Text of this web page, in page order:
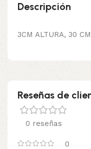
Descripción
3CM ALTURA, 30
Reseñas de
0 reseñas
0